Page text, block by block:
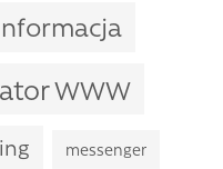
WWW
messenger